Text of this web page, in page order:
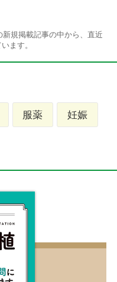
規掲載記事の中から、直近
ます。
服薬 妊娠